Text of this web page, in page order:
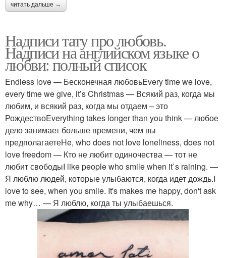
читать дальше →
Надписи тату про любовь.
Надписи на английском языке о
любви: полный список
Endless love — Бесконечная любовьEvery time we love,
every time we give, it’s Christmas — Всякий раз, когда мы
любим, и всякий раз, когда мы отдаем – это
РождествоEverything takes longer than you think — любое
дело занимает больше времени, чем вы
предполагаетеHe, who does not love loneliness, does not
love freedom — Кто не любит одиночества — тот не
любит свободыI like people who smile when it`s raining. —
Я люблю людей, которые улыбаются, когда идет дождь.I
love to see, when you smile. It's makes me happy, don't ask
me why… — Я люблю, когда ты улыбаешься.